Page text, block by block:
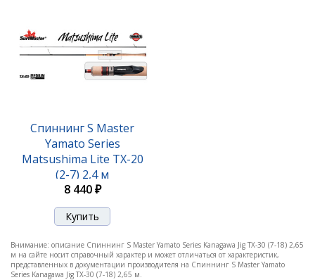
Спиннинг S Master
Yamato Series
Matsushima Lite TX-20
(2-7) 2,4 м
8 440 ₽
Внимание: описание Спиннинг S Master Yamato Series Kanagawa Jig TX-30 (7-18) 2,65
м на сайте носит справочный характер и может отличаться от характеристик,
представленных в документации производителя на Спиннинг S Master Yamato
Series Kanagawa Jig TX-30 (7-18) 2,65 м.